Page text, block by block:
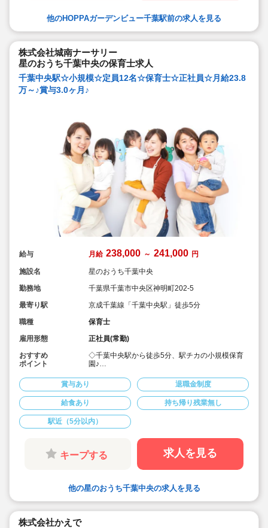
す♪
◇アットホームな保育園です♪保育園を子ども達
の笑顔あふれる園にしていきましょう！
他のHOPPAガーデンビュー千葉駅前の求人を見る
株式会社城南ナーサリー
星のおうち千葉中央の保育士求人
千葉中央駅☆小規模☆定員12名☆保育士☆正社員☆月給23.8
万～♪賞与3.0ヶ月♪
給与 月給 238,000 ～ 241,000 円
施設名
星のおうち千葉中央
勤務地
千葉県千葉市中央区神明町202-5
最寄り駅
京成千葉線「千葉中央駅」徒歩5分
職種
保育士
雇用形態
正社員(常勤)
おすすめ
ポイント
◇千葉中央駅から徒歩5分、駅チカの小規模保育
園♪
◇久保田式育脳法カリキュラムを取り入れていま
す！
◇チームワークを大切にし、明るく働きがいのあ
る保育園を目指しています！
◇研修制度も充実しているので安心して働くこと
ができます！
◇予備校を運営する法人のため、知育教育に特化
した保育を行っています！
◇残業は少なく、持ち帰り業務もありません！
賞与あり 退職金制度
給食あり 持ち帰り残業無し
駅近（5分以内）
キープする 求人を見る
他の星のおうち千葉中央の求人を見る
株式会社かえで